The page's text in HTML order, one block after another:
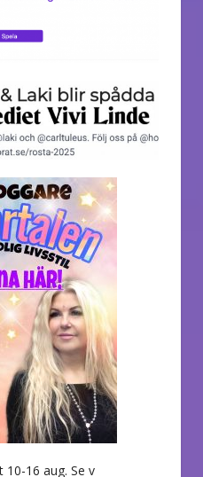
10-16 aug. Se v